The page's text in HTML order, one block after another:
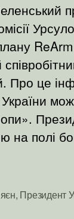
Про це
на полі
, Президент